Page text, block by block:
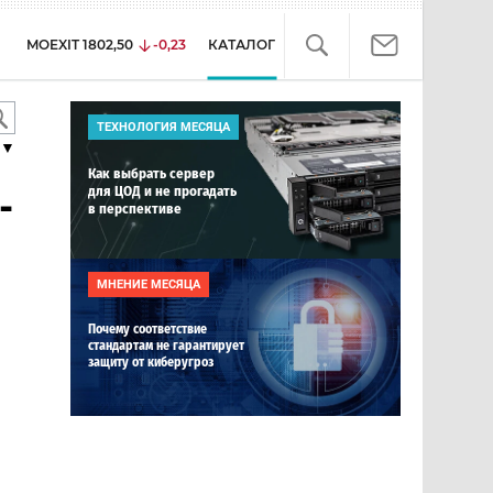
MOEXIT 1802,50 -0,23 КАТАЛОГ
ТЕХНОЛОГИЯ МЕСЯЦА
Как выбрать сервер
для ЦОД и не прогадать
в перспективе
МНЕНИЕ МЕСЯЦА
Почему соответствие
стандартам не гарантирует
защиту от киберугроз